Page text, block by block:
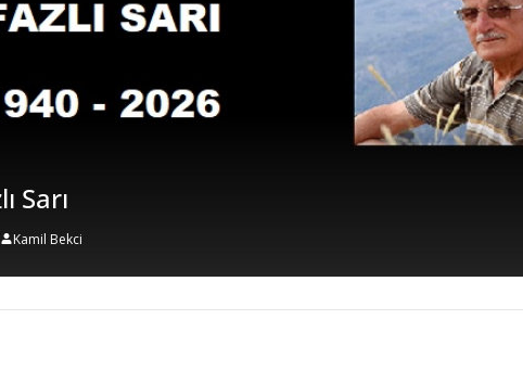
Köyümüze Yeni İmam Atandı
2 Temmuz 2026